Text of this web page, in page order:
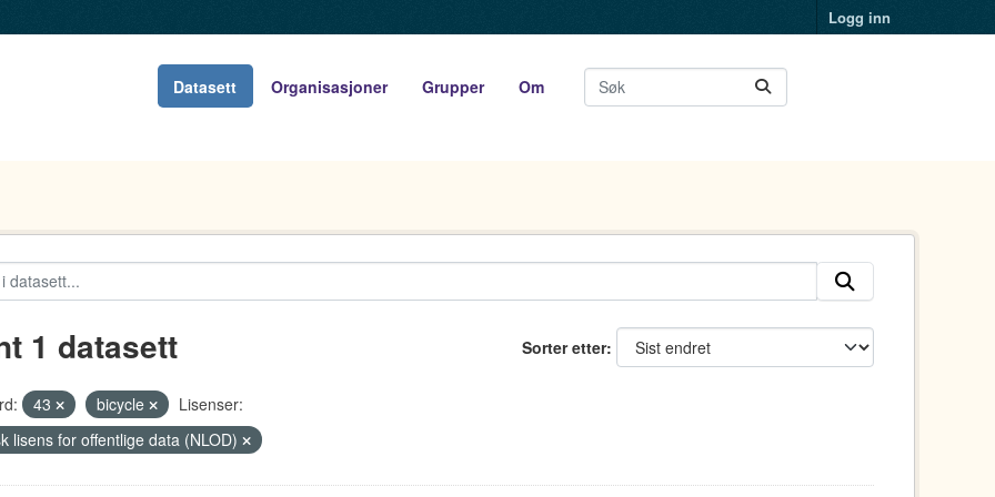
Logg inn
Datasett Organisasjoner Grupper Om
Sorter etter
1 datasett
43 bicycle
Lisenser:
lisens for offentlige data (NLOD)